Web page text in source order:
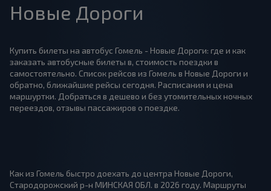
Новые Дороги
Купить билеты на автобус Гомель - Новые Дороги: где и как
заказать автобусные билеты в, стоимость поездки в
самостоятельно. Список рейсов из Гомель в Новые Дороги и
обратно, ближайшие рейсы сегодня. Расписания и цена
маршуртки. Добраться в дешево и без утомительных ночных
переездов, отзывы пассажиров о поездке.
Как из Гомель быстро доехать до центра Новые Дороги,
Стародорожский р-н МИНСКАЯ ОБЛ. в 2026 году. Маршруты